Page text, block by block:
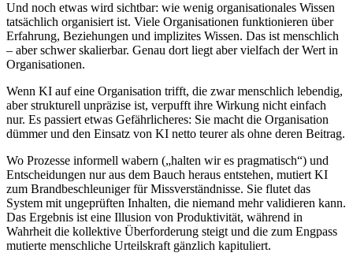
Und noch etwas wird sichtbar: wie wenig organisationales Wissen
tatsächlich organisiert ist. Viele Organisationen funktionieren über
Erfahrung, Beziehungen und implizites Wissen. Das ist menschlich
– aber schwer skalierbar. Genau dort liegt aber vielfach der Wert in
Organisationen.
Wenn KI auf eine Organisation trifft, die zwar menschlich lebendig,
aber strukturell unpräzise ist, verpufft ihre Wirkung nicht einfach
nur. Es passiert etwas Gefährlicheres: Sie macht die Organisation
dümmer und den Einsatz von KI netto teurer als ohne deren Beitrag.
Wo Prozesse informell wabern („halten wir es pragmatisch“) und
Entscheidungen nur aus dem Bauch heraus entstehen, mutiert KI
zum Brandbeschleuniger für Missverständnisse. Sie flutet das
System mit ungeprüften Inhalten, die niemand mehr validieren kann.
Das Ergebnis ist eine Illusion von Produktivität, während in
Wahrheit die kollektive Überforderung steigt und die zum Engpass
mutierte menschliche Urteilskraft gänzlich kapituliert.